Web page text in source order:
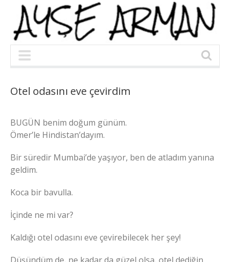
Otel odasını eve çevirdim
BUGÜN benim doğum günüm.
Ömer’le Hindistan’dayım.
Bir süredir Mumbai’de yaşıyor, ben de atladım yanına
geldim.
Koca bir bavulla.
İçinde ne mi var?
Kaldığı otel odasını eve çevirebilecek her şey!